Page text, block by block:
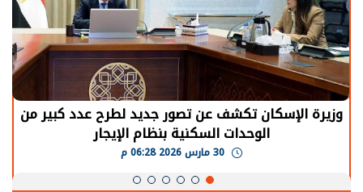
الرئيس السيسي: توقف الأنشطة في قطاع الطاقة
يحتاج إلى سنوات لعودة معدلات الإنتاج الطبيعية